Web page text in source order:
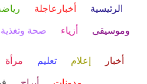
الرئيسية أخبارعاجلة
وموسيقى أزياء صحة وتغذية
أخبار إعلام تعليم مرأة